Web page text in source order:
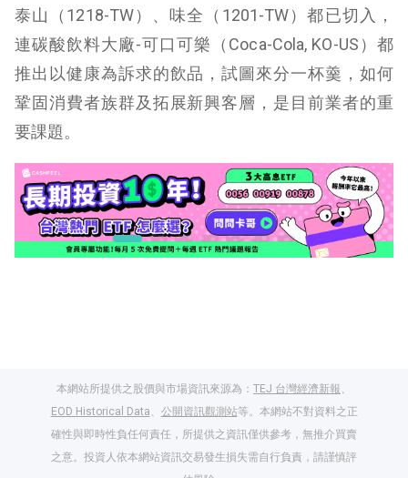
泰山（1218-TW）、味全（1201-TW）都已切入，
連碳酸飲料大廠-可口可樂（Coca-Cola, KO-US）都
推出以健康為訴求的飲品，試圖來分一杯羹，如何
鞏固消費者族群及拓展新興客層，是目前業者的重
要課題。
本網站所提供之股價與市場資訊來源為： TEJ 台灣經濟新報、
EOD Historical Data、 公開資訊觀測站等。本網站不對資料之正
確性與即時性負任何責任，所提供之資訊僅供參考，無推介買賣
之意。投資人依本網站資訊交易發生損失需自行負責，請謹慎評